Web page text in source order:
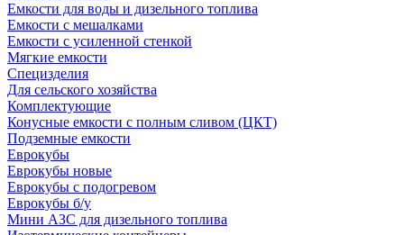
Емкости для воды и дизельного топлива
Емкости с мешалками
Емкости с усиленной стенкой
Мягкие емкости
Специзделия
Для сельского хозяйства
Комплектующие
Конусные емкости с полным сливом (ЦКТ)
Подземные емкости
Еврокубы
Еврокубы новые
Еврокубы с подогревом
Еврокубы б/у
Мини АЗС для дизельного топлива